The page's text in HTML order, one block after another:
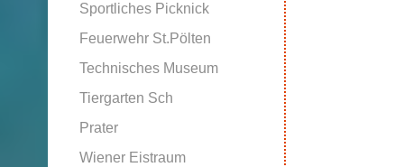
Sportliches Picknick
Feuerwehr St.Pölten
Technisches Museum
Tiergarten Sch
Prater
Wiener Eistraum